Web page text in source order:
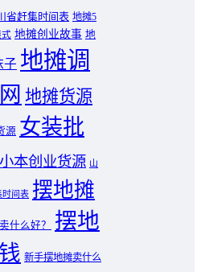
省赶集时间表 地摊5
式 地摊创业故事 地
子 地摊调
地摊货源
源 女装批
小本创业货源 山
时间表 摆地摊
什么好？
摆地
新手摆地摊卖什么